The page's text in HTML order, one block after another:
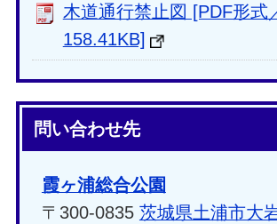
木道通行禁止図 [PDF形式
158.41KB]
問い合わせ先
霞ヶ浦総合公園
〒300-0835 茨城県土浦市大